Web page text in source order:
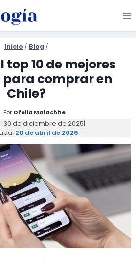
Inicio / Blog /
top 10 de mejores
comprar en
Chile?
Por Ofelia Malachite
30 de diciembre de 2025|
20 de abril de 2026